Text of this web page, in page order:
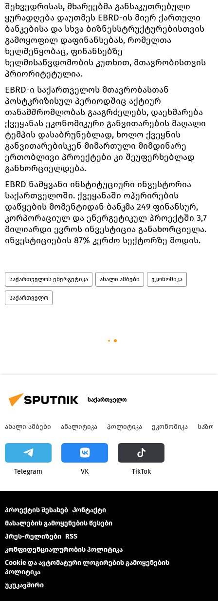
შეხვედრისას, მხარეებმა განსაკუთრებული
ყურადღება დაუთმეს EBRD-ის მიერ ქართული
ბანკებისა და სხვა ბიზნესსტრუქტურებისთვის
გამოყოფილ დაფინანსებას, რომელთა
ხელშეწყობაც, ფინანსებზე
ხელმისაწვდომობის კუთხით, მთავრობისთვის
პრიორიტეტულია.
EBRD-ი საქართველოს მთავრობასთან
პოსტკრიზისულ პერიოდშიც აქტიურ
თანამშრომლობას გააგრძელებს, დაეხმარება
ქვეყანას ეკონომიკური განვითარების მაღალი
ტემპის დასაბრუნებლად, ხოლო ქვეყნის
განვითარებისკენ მიმართული მიმდინარე
ერთობლივი პროექტები კი შეუფერხებლად
განხორციელდება.
EBRD წამყვანი ინსტიტუციური ინვესტორია
საქართველოში. ქვეყანაში ოპერირების
დაწყების მომენტიდან ბანკმა 249 ფინანსურ,
კორპორაციულ და ენერგეტიკულ პროექტში 3,7
მილიარდი ევროს ინვესტიცია განახორციელა.
ინვესტიციების 87% კერძო სექტორზე მოდის.
საქართველოს ენერგეტიკა ახალი ამბები ეკონომიკა
საქართველო
საქართველო
ᲐᲮᲐᲚᲘ ᲐᲛᲑᲔᲑᲘ ᲐᲜᲐᲚᲘᲢᲘᲙᲐ ᲞᲝᲚᲘᲢᲘᲙᲐ ᲔᲙᲝᲜᲝᲛᲘᲙᲐ
Telegram VK ТikТоk
პროექტის შესახებ Კონტაქტი
მასალების გამოყენების წესები
პრეს-რელიზები RSS
კონფიდენციალურობის პოლიტიკა
Cookie და ავტომატური ლოგირების გამოყენების
პოლიტიკა
უკუკავშირი